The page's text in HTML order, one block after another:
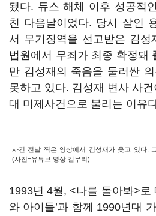
됐다. 듀스 해체 이후 성공적
친 다음날이었다. 당시 살인
서 무기징역을 선고받은 김성
법원에서 무죄가 최종 확정돼
만 김성재의 죽음을 둘러싼
못하고 있다. 김성재 변사 사
대 미제사건으로 불리는 이유
사건 전날 찍은 영상에서 김성재가 웃고 있다.
(사진=유튜브 영상 갈무리)
1993년 4월, <나를 돌아봐>로
와 아이들’과 함께 1990년대